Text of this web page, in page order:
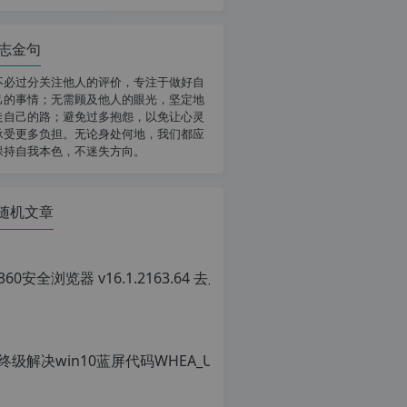
金句
必过分关注他人的评价，专注于做好自
的事情；无需顾及他人的眼光，坚定地
自己的路；避免过多抱怨，以免让心灵
受更多负担。无论身处何地，我们都应
持自我本色，不迷失方向。
机文章